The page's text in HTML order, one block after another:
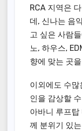
RCA 지역은
데, 신나는 음
고 싶은 사람
노, 하우스,
향에 맞는 곳
이외에도 수
인을 감상할
아바니 루프
께 분위기 있